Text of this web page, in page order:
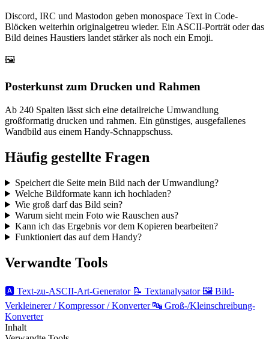
Discord, IRC und Mastodon geben monospace Text in Code-
Blöcken weiterhin originalgetreu wieder. Ein ASCII-Porträt oder das
Bild deines Haustiers landet stärker als noch ein Emoji.
🖼️
Posterkunst zum Drucken und Rahmen
Ab 240 Spalten lässt sich eine detailreiche Umwandlung
großformatig drucken und rahmen. Ein günstiges, ausgefallenes
Wandbild aus einem Handy-Schnappschuss.
Häufig gestellte Fragen
Speichert die Seite mein Bild nach der Umwandlung?
Welche Bildformate kann ich hochladen?
Wie groß darf das Bild sein?
Warum sieht mein Foto wie Rauschen aus?
Kann ich das Ergebnis vor dem Kopieren bearbeiten?
Funktioniert das auf dem Handy?
Verwandte Tools
🅰️ Text-zu-ASCII-Art-Generator 📝 Textanalysator🖼️ Bild-
Verkleinerer / Kompressor / Konverter🔤 Groß-/Kleinschreibung-
Konverter
Inhalt